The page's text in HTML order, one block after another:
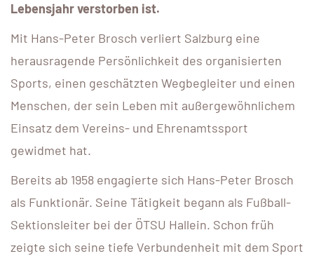
Lebensjahr verstorben ist.
Mit Hans-Peter Brosch verliert Salzburg eine
herausragende Persönlichkeit des organisierten
Sports, einen geschätzten Wegbegleiter und einen
Menschen, der sein Leben mit außergewöhnlichem
Einsatz dem Vereins- und Ehrenamtssport
gewidmet hat.
Bereits ab 1958 engagierte sich Hans-Peter Brosch
als Funktionär. Seine Tätigkeit begann als Fußball-
Sektionsleiter bei der ÖTSU Hallein. Schon früh
zeigte sich seine tiefe Verbundenheit mit dem Sport